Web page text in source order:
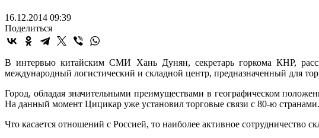
16.12.2014 09:39
Поделиться
В интервью китайским СМИ Хань Дунян, секретарь горкома КНР,
международный логистический и складной центр, предназначенный для
Город, обладая значительными преимуществами в географическом
На данный момент Цицикар уже установил торговые связи с 80-ю странами.
Что касается отношений с Россией, то наиболее активное